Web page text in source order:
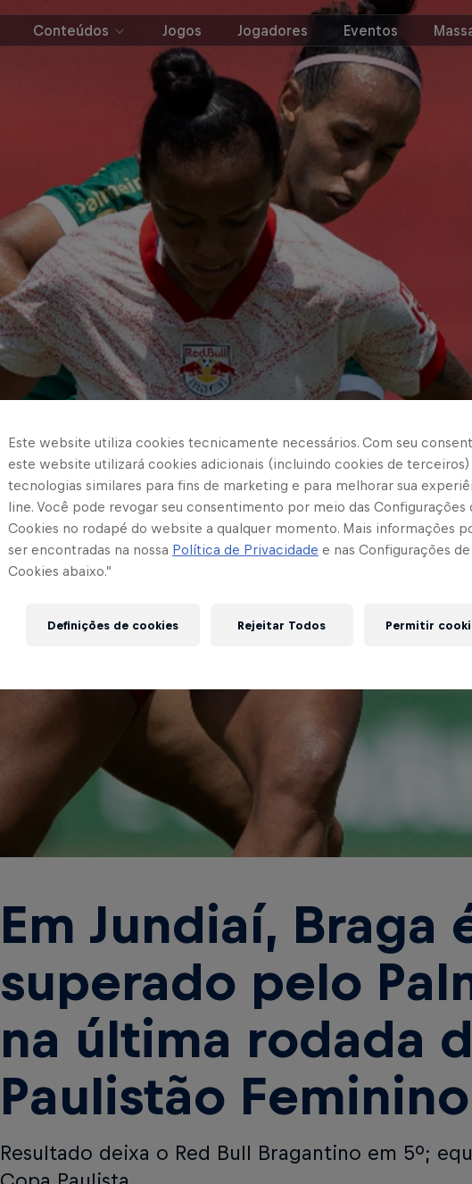
Conteúdos Jogos Jogadores Eventos
Em Jundiaí, Braga
superado pelo
na última rodada
Paulistão Feminino
Resultado deixa o Red Bull Bragantino em 5º;
Este website utiliza cookies tecnicamente necessários. Com seu
este website utilizará cookies adicionais (incluindo cookies de terceiros)
tecnologias similares para fins de marketing e para melhorar sua
line. Você pode revogar seu consentimento por meio das Configurações
Cookies no rodapé do website a qualquer momento. Mais informações
ser encontradas na nossa Política de Privacidade e nas Configurações de
Cookies abaixo.”
Definições de cookies Rejeitar Todos Permitir